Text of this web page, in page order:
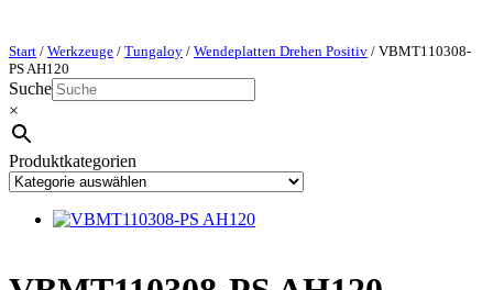
Start / Werkzeuge / Tungaloy / Wendeplatten Drehen Positiv / VBMT110308-
PS AH120
Suche
×
Produktkategorien